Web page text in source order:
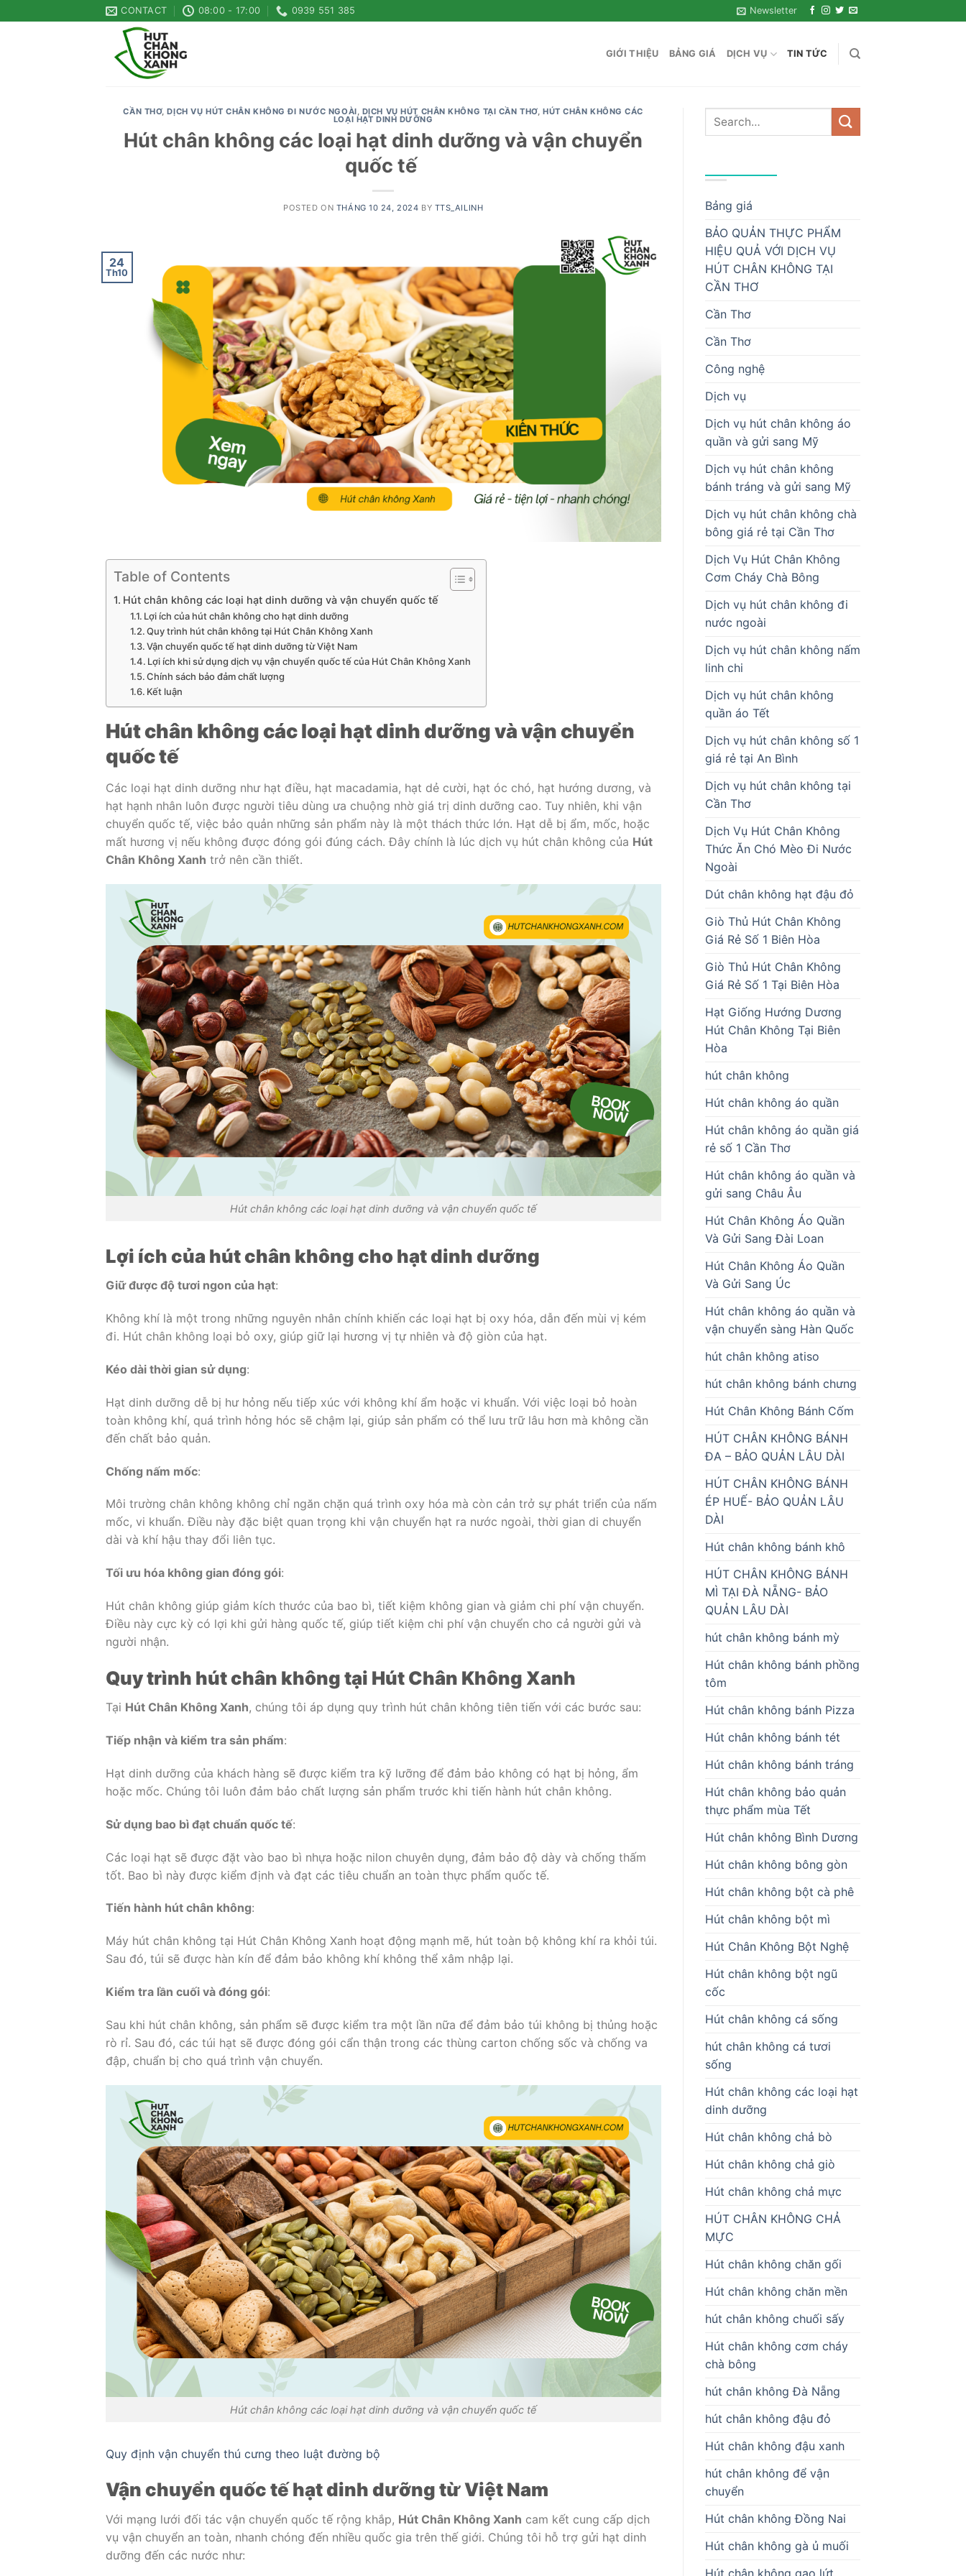
to
CONTACT 08:00 - 17:00 0939 551 385 Newsletter
GIỚI THIỆU BẢNG GIÁ DỊCH VỤ TIN TỨC
CẦN THƠ,DỊCH VỤ HÚT CHÂN KHÔNG ĐI NƯỚC NGOÀI, DỊCH VỤ HÚT CHÂN KHÔNG TẠI CẦN THƠ, HÚT CHÂN KHÔNG CÁC
LOẠI HẠT DINH DƯỠNG
Hút chân không các loại hạt dinh dưỡng và vận chuyển
quốc tế
POSTED ON THÁNG 10 24, 2024 BY TTS_AILINH
24
Th10
Table of Contents
Hút chân không các loại hạt dinh dưỡng và vận chuyển quốc tế
Lợi ích của hút chân không cho hạt dinh dưỡng
Quy trình hút chân không tại Hút Chân Không Xanh
Vận chuyển quốc tế hạt dinh dưỡng từ Việt Nam
Lợi ích khi sử dụng dịch vụ vận chuyển quốc tế của Hút Chân Không Xanh
Chính sách bảo đảm chất lượng
Kết luận
Hút chân không các loại hạt dinh dưỡng và vận chuyển
quốc tế
Các loại hạt dinh dưỡng như hạt điều, hạt macadamia, hạt dẻ cười, hạt óc chó, hạt hướng dương, và
hạt hạnh nhân luôn được người tiêu dùng ưa chuộng nhờ giá trị dinh dưỡng cao. Tuy nhiên, khi vận
chuyển quốc tế, việc bảo quản những sản phẩm này là một thách thức lớn. Hạt dễ bị ẩm, mốc, hoặc
mất hương vị nếu không được đóng gói đúng cách. Đây chính là lúc dịch vụ hút chân không của Hút
Chân Không Xanh trở nên cần thiết.
Hút chân không các loại hạt dinh dưỡng và vận chuyển quốc tế
Lợi ích của hút chân không cho hạt dinh dưỡng
Giữ được độ tươi ngon của hạt:
Không khí là một trong những nguyên nhân chính khiến các loại hạt bị oxy hóa, dẫn đến mùi vị kém
đi. Hút chân không loại bỏ oxy, giúp giữ lại hương vị tự nhiên và độ giòn của hạt.
Kéo dài thời gian sử dụng:
Hạt dinh dưỡng dễ bị hư hỏng nếu tiếp xúc với không khí ẩm hoặc vi khuẩn. Với việc loại bỏ hoàn
toàn không khí, quá trình hỏng hóc sẽ chậm lại, giúp sản phẩm có thể lưu trữ lâu hơn mà không cần
đến chất bảo quản.
Chống nấm mốc:
Môi trường chân không không chỉ ngăn chặn quá trình oxy hóa mà còn cản trở sự phát triển của nấm
mốc, vi khuẩn. Điều này đặc biệt quan trọng khi vận chuyển hạt ra nước ngoài, thời gian di chuyển
dài và khí hậu thay đổi liên tục.
Tối ưu hóa không gian đóng gói:
Hút chân không giúp giảm kích thước của bao bì, tiết kiệm không gian và giảm chi phí vận chuyển.
Điều này cực kỳ có lợi khi gửi hàng quốc tế, giúp tiết kiệm chi phí vận chuyển cho cả người gửi và
người nhận.
Quy trình hút chân không tại Hút Chân Không Xanh
Tại Hút Chân Không Xanh, chúng tôi áp dụng quy trình hút chân không tiên tiến với các bước sau:
Tiếp nhận và kiểm tra sản phẩm:
Hạt dinh dưỡng của khách hàng sẽ được kiểm tra kỹ lưỡng để đảm bảo không có hạt bị hỏng, ẩm
hoặc mốc. Chúng tôi luôn đảm bảo chất lượng sản phẩm trước khi tiến hành hút chân không.
Sử dụng bao bì đạt chuẩn quốc tế:
Các loại hạt sẽ được đặt vào bao bì nhựa hoặc nilon chuyên dụng, đảm bảo độ dày và chống thấm
tốt. Bao bì này được kiểm định và đạt các tiêu chuẩn an toàn thực phẩm quốc tế.
Tiến hành hút chân không:
Máy hút chân không tại Hút Chân Không Xanh hoạt động mạnh mẽ, hút toàn bộ không khí ra khỏi túi.
Sau đó, túi sẽ được hàn kín để đảm bảo không khí không thể xâm nhập lại.
Kiểm tra lần cuối và đóng gói:
Sau khi hút chân không, sản phẩm sẽ được kiểm tra một lần nữa để đảm bảo túi không bị thủng hoặc
rò rỉ. Sau đó, các túi hạt sẽ được đóng gói cẩn thận trong các thùng carton chống sốc và chống va
đập, chuẩn bị cho quá trình vận chuyển.
Hút chân không các loại hạt dinh dưỡng và vận chuyển quốc tế
Quy định vận chuyển thú cưng theo luật đường bộ
Vận chuyển quốc tế hạt dinh dưỡng từ Việt Nam
Với mạng lưới đối tác vận chuyển quốc tế rộng khắp, Hút Chân Không Xanh cam kết cung cấp dịch
vụ vận chuyển an toàn, nhanh chóng đến nhiều quốc gia trên thế giới. Chúng tôi hỗ trợ gửi hạt dinh
dưỡng đến các nước như:
Bảng giá
BẢO QUẢN THỰC PHẨM
HIỆU QUẢ VỚI DỊCH VỤ
HÚT CHÂN KHÔNG TẠI
CẦN THƠ
Cần Thơ
Cần Thơ
Công nghệ
Dịch vụ
Dịch vụ hút chân không áo
quần và gửi sang Mỹ
Dịch vụ hút chân không
bánh tráng và gửi sang Mỹ
Dịch vụ hút chân không chà
bông giá rẻ tại Cần Thơ
Dịch Vụ Hút Chân Không
Cơm Cháy Chà Bông
Dịch vụ hút chân không đi
nước ngoài
Dịch vụ hút chân không nấm
linh chi
Dịch vụ hút chân không
quần áo Tết
Dịch vụ hút chân không số 1
giá rẻ tại An Bình
Dịch vụ hút chân không tại
Cần Thơ
Dịch Vụ Hút Chân Không
Thức Ăn Chó Mèo Đi Nước
Ngoài
Dút chân không hạt đậu đỏ
Giò Thủ Hút Chân Không
Giá Rẻ Số 1 Biên Hòa
Giò Thủ Hút Chân Không
Giá Rẻ Số 1 Tại Biên Hòa
Hạt Giống Hướng Dương
Hút Chân Không Tại Biên
Hòa
hút chân không
Hút chân không áo quần
Hút chân không áo quần giá
rẻ số 1 Cần Thơ
Hút chân không áo quần và
gửi sang Châu Âu
Hút Chân Không Áo Quần
Và Gửi Sang Đài Loan
Hút Chân Không Áo Quần
Và Gửi Sang Úc
Hút chân không áo quần và
vận chuyển sàng Hàn Quốc
hút chân không atiso
hút chân không bánh chưng
Hút Chân Không Bánh Cốm
HÚT CHÂN KHÔNG BÁNH
ĐA – BẢO QUẢN LÂU DÀI
HÚT CHÂN KHÔNG BÁNH
ÉP HUẾ- BẢO QUẢN LÂU
DÀI
Hút chân không bánh khô
HÚT CHÂN KHÔNG BÁNH
MÌ TẠI ĐÀ NẴNG- BẢO
QUẢN LÂU DÀI
hút chân không bánh mỳ
Hút chân không bánh phồng
tôm
Hút chân không bánh Pizza
Hút chân không bánh tét
Hút chân không bánh tráng
Hút chân không bảo quản
thực phẩm mùa Tết
Hút chân không Bình Dương
Hút chân không bông gòn
Hút chân không bột cà phê
Hút chân không bột mì
Hút Chân Không Bột Nghệ
Hút chân không bột ngũ
cốc
Hút chân không cá sống
hút chân không cá tươi
sống
Hút chân không các loại hạt
dinh dưỡng
Hút chân không chả bò
Hút chân không chả giò
Hút chân không chả mực
HÚT CHÂN KHÔNG CHẢ
MỰC
Hút chân không chăn gối
Hút chân không chăn mền
hút chân không chuối sấy
Hút chân không cơm cháy
chà bông
hút chân không Đà Nẵng
hút chân không đậu đỏ
Hút chân không đậu xanh
hút chân không để vận
chuyển
Hút chân không Đồng Nai
Hút chân không gà ủ muối
Hút chân không gạo lứt